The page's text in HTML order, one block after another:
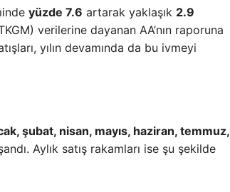
yüzde 7.6 artarak yaklaşık 2.9
verilerine dayanan AA’nın raporuna
yılın devamında da bu ivmeyi
şubat, nisan, mayıs, haziran, temmuz,
Aylık satış rakamları ise şu şekilde